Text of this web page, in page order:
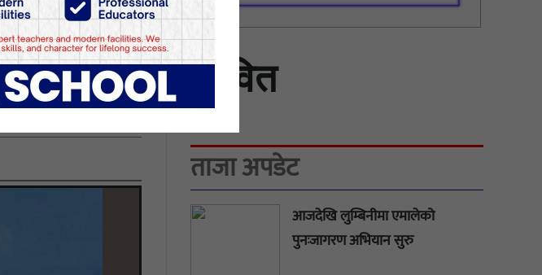
उडान प्रभावित
ताजा अपडेट
आजदेखि लुम्बिनीमा एमालेको
पुनःजागरण अभियान सुरु